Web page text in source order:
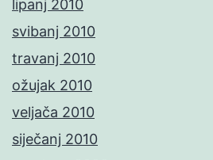
lipanj 2010
svibanj 2010
travanj 2010
ožujak 2010
veljača 2010
siječanj 2010